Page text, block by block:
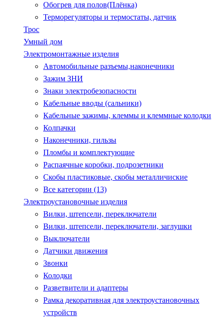
Обогрев для полов(Плёнка)
Терморегуляторы и термостаты, датчик
Трос
Умный дом
Электромонтажные изделия
Автомобильные разъемы,наконечники
Зажим ЗНИ
Знаки электробезопасности
Кабельные вводы (сальники)
Кабельные зажимы, клеммы и клеммные колодки
Колпачки
Наконечники, гильзы
Пломбы и комплектующие
Распаячные коробки, подрозетники
Скобы пластиковые, скобы металличиские
Все категории (13)
Электроустановочные изделия
Вилки, штепсели, переключатели
Вилки, штепсели, переключатели, заглушки
Выключатели
Датчики движения
Звонки
Колодки
Разветвители и адаптеры
Рамка декоративная для электроустановочных
устройств